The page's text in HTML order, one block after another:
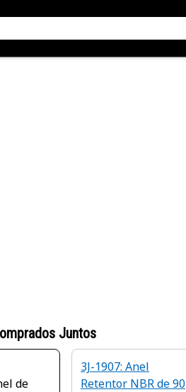
Juntos
de
3J-1907: Anel
Retentor NBR de 90